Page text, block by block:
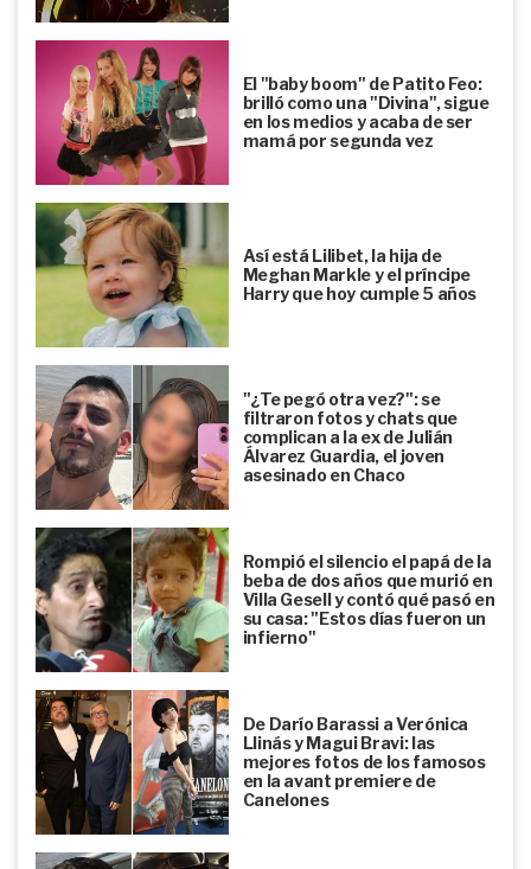
El "baby boom" de Patito Feo:
brilló como una "Divina", sigue
en los medios y acaba de ser
mamá por segunda vez
Así está Lilibet, la hija de
Meghan Markle y el príncipe
Harry que hoy cumple 5 años
"¿Te pegó otra vez?": se
filtraron fotos y chats que
complican a la ex de Julián
Álvarez Guardia, el joven
asesinado en Chaco
Rompió el silencio el papá de la
beba de dos años que murió en
Villa Gesell y contó qué pasó en
su casa: "Estos días fueron un
infierno"
De Darío Barassi a Verónica
Llinás y Magui Bravi: las
mejores fotos de los famosos
en la avant premiere de
Canelones